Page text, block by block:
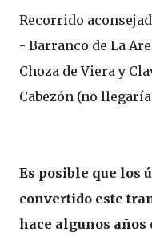
Recorrido
- Barranco de La
Choza de Viera y
Cabezón (no
Es posible que los
convertido este
hace algunos